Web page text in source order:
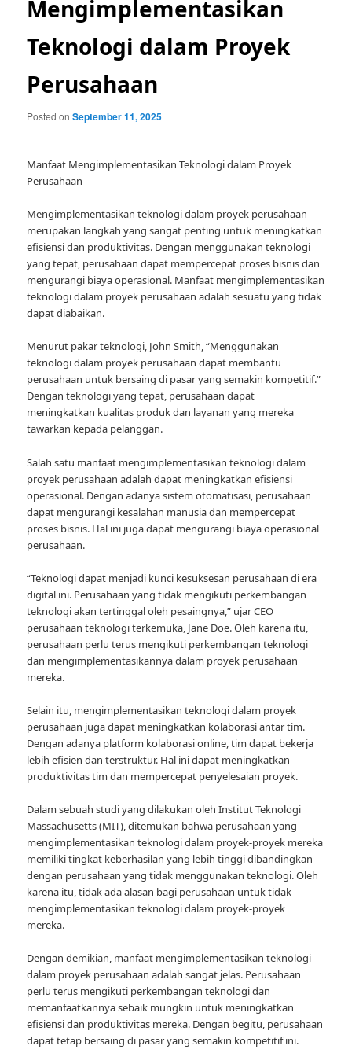
Mengimplementasikan
Teknologi dalam Proyek
Perusahaan
Posted onSeptember 11, 2025
Manfaat Mengimplementasikan Teknologi dalam Proyek
Perusahaan
Mengimplementasikan teknologi dalam proyek perusahaan
merupakan langkah yang sangat penting untuk meningkatkan
efisiensi dan produktivitas. Dengan menggunakan teknologi
yang tepat, perusahaan dapat mempercepat proses bisnis dan
mengurangi biaya operasional. Manfaat mengimplementasikan
teknologi dalam proyek perusahaan adalah sesuatu yang tidak
dapat diabaikan.
Menurut pakar teknologi, John Smith, “Menggunakan
teknologi dalam proyek perusahaan dapat membantu
perusahaan untuk bersaing di pasar yang semakin kompetitif.”
Dengan teknologi yang tepat, perusahaan dapat
meningkatkan kualitas produk dan layanan yang mereka
tawarkan kepada pelanggan.
Salah satu manfaat mengimplementasikan teknologi dalam
proyek perusahaan adalah dapat meningkatkan efisiensi
operasional. Dengan adanya sistem otomatisasi, perusahaan
dapat mengurangi kesalahan manusia dan mempercepat
proses bisnis. Hal ini juga dapat mengurangi biaya operasional
perusahaan.
“Teknologi dapat menjadi kunci kesuksesan perusahaan di era
digital ini. Perusahaan yang tidak mengikuti perkembangan
teknologi akan tertinggal oleh pesaingnya,” ujar CEO
perusahaan teknologi terkemuka, Jane Doe. Oleh karena itu,
perusahaan perlu terus mengikuti perkembangan teknologi
dan mengimplementasikannya dalam proyek perusahaan
mereka.
Selain itu, mengimplementasikan teknologi dalam proyek
perusahaan juga dapat meningkatkan kolaborasi antar tim.
Dengan adanya platform kolaborasi online, tim dapat bekerja
lebih efisien dan terstruktur. Hal ini dapat meningkatkan
produktivitas tim dan mempercepat penyelesaian proyek.
Dalam sebuah studi yang dilakukan oleh Institut Teknologi
Massachusetts (MIT), ditemukan bahwa perusahaan yang
mengimplementasikan teknologi dalam proyek-proyek mereka
memiliki tingkat keberhasilan yang lebih tinggi dibandingkan
dengan perusahaan yang tidak menggunakan teknologi. Oleh
karena itu, tidak ada alasan bagi perusahaan untuk tidak
mengimplementasikan teknologi dalam proyek-proyek
mereka.
Dengan demikian, manfaat mengimplementasikan teknologi
dalam proyek perusahaan adalah sangat jelas. Perusahaan
perlu terus mengikuti perkembangan teknologi dan
memanfaatkannya sebaik mungkin untuk meningkatkan
efisiensi dan produktivitas mereka. Dengan begitu, perusahaan
dapat tetap bersaing di pasar yang semakin kompetitif ini.